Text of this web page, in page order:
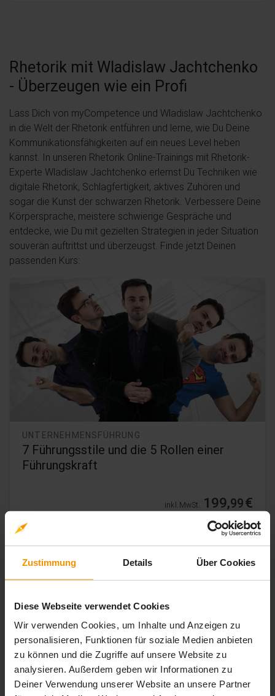
Zustimmung Details Über Cookies
Diese Webseite verwendet Cookies
Wir verwenden Cookies, um Inhalte und Anzeigen zu
personalisieren, Funktionen für soziale Medien anbieten
zu können und die Zugriffe auf unsere Website zu
analysieren. Außerdem geben wir Informationen zu
Deiner Verwendung unserer Website an unsere Partner
Rhetorik mit Wladislaw Jachtchenko
- Überzeugen wie ein Profi
Lass Dich von myCompetence und Wladislaw Jachtchenko
in die Welt der Rhetorik entführen und lerne, wie Du Deine
Kommunikationsfähigkeiten auf ein neues Level heben
kannst. In unseren Rhetorik Online-Trainings mit Rhetorik-
Experte Wladislaw Jachtchenko erlernst Du Techniken wie
digitale Rhetorik, Schlagfertigkeit, aktives Zuhören und
sogar die Kunst der schwarzen Rhetorik. Verbessere Deine
Körpersprache, meistere schwierige Gespräche und
entdecke, wie Du mit gezielten Strategien in jeder Situation
souverän auftrittst und überzeugst. Finde jetzt Deinen
passenden Kurs:
UNTERNEHMENSFÜHRUNG
7 Führungsstile und die 5 Rollen einer
Führungskraft
inkl. MwSt. 199,99€